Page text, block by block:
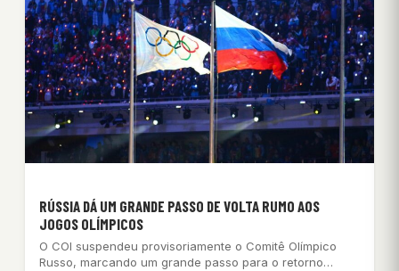
RÚSSIA DÁ UM GRANDE PASSO DE VOLTA RUMO AOS
JOGOS OLÍMPICOS
O COI suspendeu provisoriamente o Comitê Olímpico
Russo, marcando um grande passo para o retorno…